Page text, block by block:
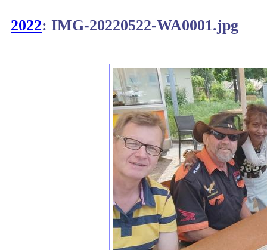
2022: IMG-20220522-WA0001.jpg